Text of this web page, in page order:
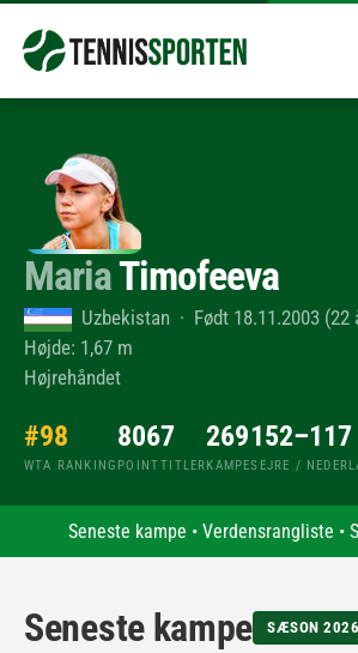
MariaTimofeeva
Uzbekistan · Født 18.11.2003 (22
Højde: 1,67 m
Højrehåndet
#98
WTA RANKING
806
POINT
7
TITLER
269
KAMPE
152–117
SEJRE /
Seneste kampe • Verdensrangliste •
Seneste kampe SÆSON 2026